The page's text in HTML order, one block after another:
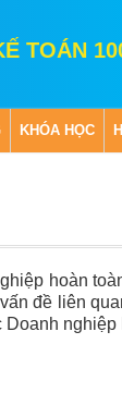
TOÁN
KHÓA HỌC
hoàn
đề liên